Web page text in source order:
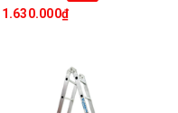
1.630.000₫